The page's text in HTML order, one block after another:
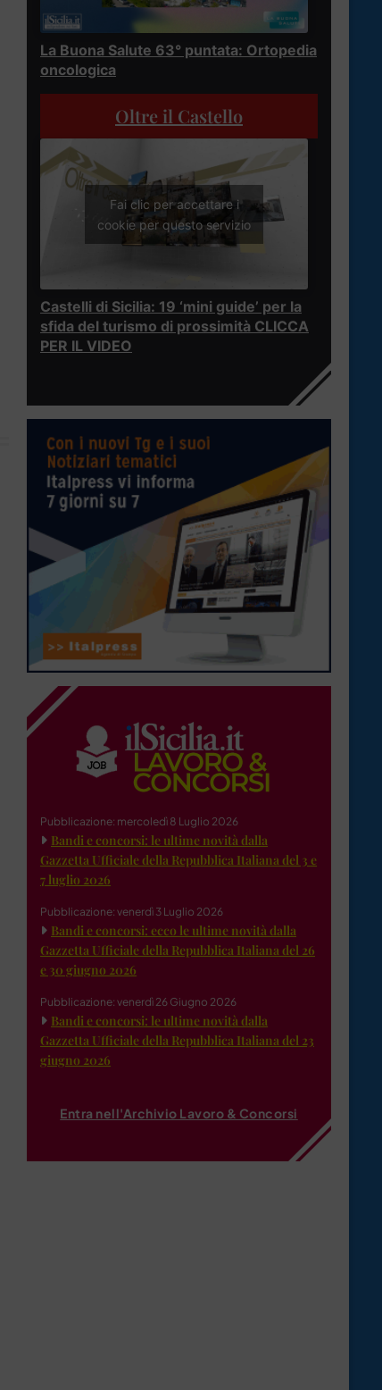
La Buona Salute 63° puntata: Ortopedia
oncologica
Oltre il Castello
Fai clic per accettare i
cookie per questo servizio
Castelli di Sicilia: 19 ‘mini guide’ per la
sfida del turismo di prossimità CLICCA
PER IL VIDEO
Pubblicazione: mercoledì 8 Luglio 2026
Bandi e concorsi: le ultime novità dalla
Gazzetta Ufficiale della Repubblica Italiana del 3 e
7 luglio 2026
Pubblicazione: venerdì 3 Luglio 2026
Bandi e concorsi: ecco le ultime novità dalla
Gazzetta Ufficiale della Repubblica Italiana del 26
e 30 giugno 2026
Pubblicazione: venerdì 26 Giugno 2026
Bandi e concorsi: le ultime novità dalla
Gazzetta Ufficiale della Repubblica Italiana del 23
giugno 2026
Entra nell'Archivio Lavoro & Concorsi